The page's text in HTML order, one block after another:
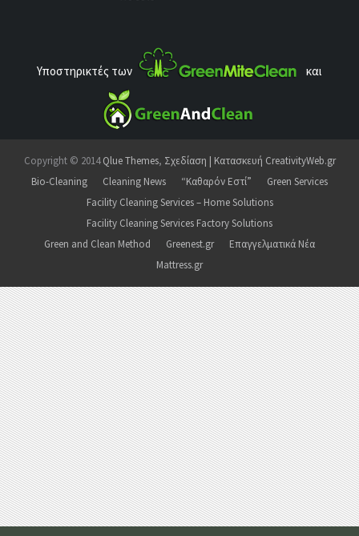
Υποστηρικτές των και
Copyright © 2014Qlue Themes, Σχεδίαση | Κατασκευή CreativityWeb.gr
Bio-Cleaning
Cleaning News “Καθαρόν Εστί”
Green Services
Facility Cleaning Services – Home Solutions
Facility Cleaning Services Factory Solutions
Green and Clean Method
Greenest.gr
Επαγγελματικά Νέα
Mattress.gr